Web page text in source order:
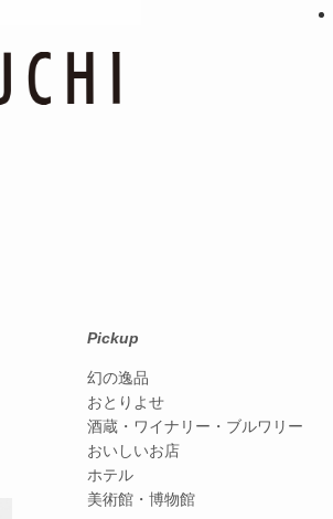
Pickup
幻の逸品
おとりよせ
酒蔵・ワイナリー・ブルワリー
おいしいお店
ホテル
美術館・博物館